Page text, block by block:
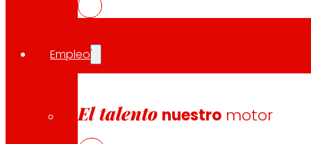
Empleo
El talento nuestro motor